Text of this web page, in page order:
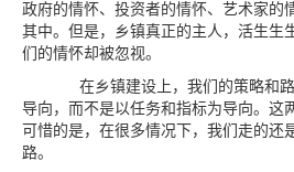
政府的情怀、投资者的情怀、艺术家的
其中。但是，乡镇真正的主人，活生生
们的情怀却被忽视。
在乡镇建设上，我们的策略和
导向，而不是以任务和指标为导向。这
可惜的是，在很多情况下，我们走的还
路。